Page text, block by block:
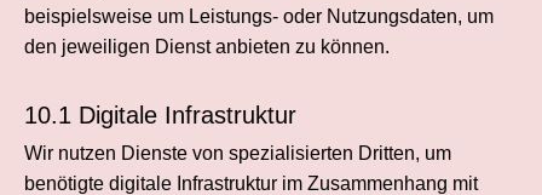
beispielsweise um Leistungs- oder Nutzungsdaten, um
den jeweiligen Dienst anbieten zu können.
10.1 Digitale Infrastruktur
Wir nutzen Dienste von spezialisierten Dritten, um
benötigte digitale Infrastruktur im Zusammenhang mit